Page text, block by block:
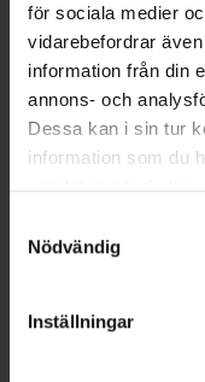
för sociala medier
vidarebefordrar
information från din
annons- och
Dessa kan i sin tur
information som du
samlat in när du har
återkalla ditt
cookieinställningar.
lagligheten av
Nödvändig
Inställningar
Beskrivning
EAN: